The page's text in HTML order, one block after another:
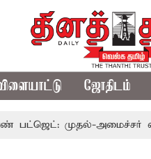
ஜோதிடம்
முதல்-அமைச்சர் விஜய்